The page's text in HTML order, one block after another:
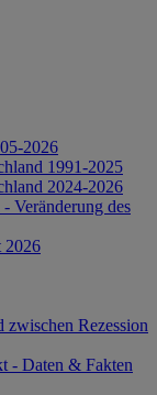
2026
1991-2025
2024-2026
Veränderung des
2026
zwischen Rezession
- Daten & Fakten